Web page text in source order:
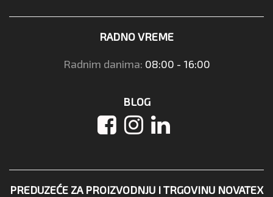
RADNO VREME
Radnim danima: 08:00 - 16:00
BLOG
PREDUZEĆE ZA PROIZVODNJU I TRGOVINU NOVATEX